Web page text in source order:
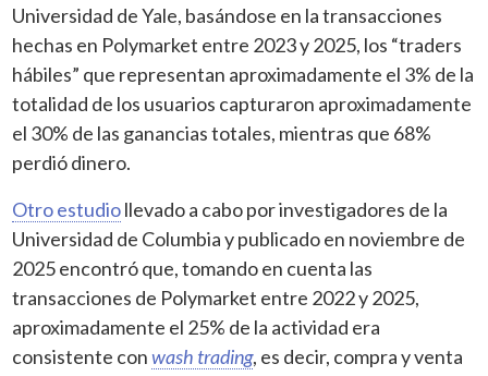
Universidad de Yale, basándose en la transacciones
hechas en Polymarket entre 2023 y 2025, los “traders
hábiles” que representan aproximadamente el 3% de la
totalidad de los usuarios capturaron aproximadamente
el 30% de las ganancias totales, mientras que 68%
perdió dinero.
Otro estudiollevado a cabo por investigadores de la
Universidad de Columbia y publicado en noviembre de
2025 encontró que, tomando en cuenta las
transacciones de Polymarket entre 2022 y 2025,
aproximadamente el 25% de la actividad era
consistente conwash trading, es decir, compra y venta